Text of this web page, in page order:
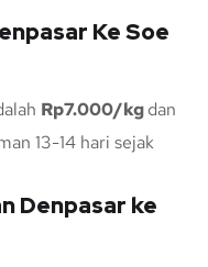
Ke Soe
Rp7.000/kgdan
13-14 hari sejak
Denpasar ke